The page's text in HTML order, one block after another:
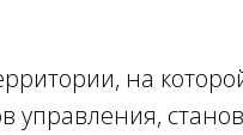
на
управления,